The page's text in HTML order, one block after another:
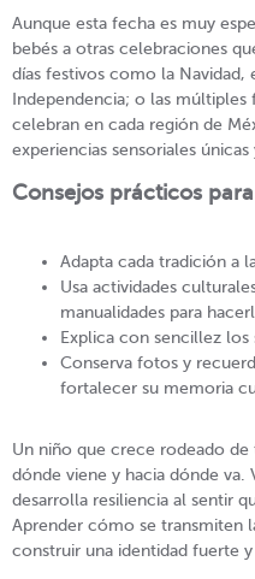
Aunque esta fecha es muy
bebés a otras celebraciones
días festivos como la Navidad,
Independencia; o las múltiples
celebran en cada región de
experiencias sensoriales
Consejos prácticos
Adapta cada tradición a
Usa actividades
manualidades para
Explica con sencillez
Conserva fotos y
fortalecer su memoria
Un niño que crece rodeado
dónde viene y hacia dónde
desarrolla resiliencia al sentir
Aprender cómo se transmiten
construir una identidad fuerte y